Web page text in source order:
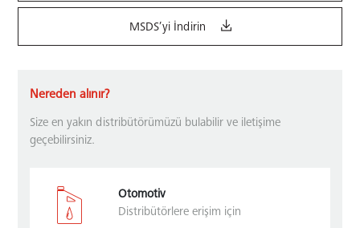
MSDS’yi İndirin
Nereden alınır?
Size en yakın distribütörümüzü bulabilir ve iletişime
geçebilirsiniz.
Otomotiv
Distribütörlere erişim için